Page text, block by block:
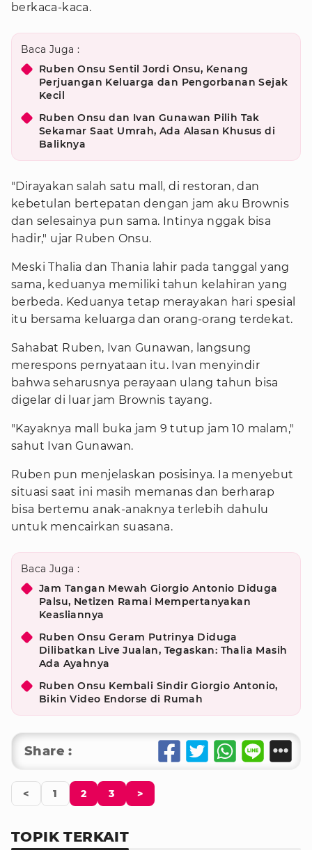
berkaca-kaca.
Baca Juga :
Ruben Onsu Sentil Jordi Onsu, Kenang
Perjuangan Keluarga dan Pengorbanan Sejak
Kecil
Ruben Onsu dan Ivan Gunawan Pilih Tak
Sekamar Saat Umrah, Ada Alasan Khusus di
Baliknya
"Dirayakan salah satu mall, di restoran, dan
kebetulan bertepatan dengan jam aku Brownis
dan selesainya pun sama. Intinya nggak bisa
hadir," ujar Ruben Onsu.
Meski Thalia dan Thania lahir pada tanggal yang
sama, keduanya memiliki tahun kelahiran yang
berbeda. Keduanya tetap merayakan hari spesial
itu bersama keluarga dan orang-orang terdekat.
Sahabat Ruben, Ivan Gunawan, langsung
merespons pernyataan itu. Ivan menyindir
bahwa seharusnya perayaan ulang tahun bisa
digelar di luar jam Brownis tayang.
"Kayaknya mall buka jam 9 tutup jam 10 malam,"
sahut Ivan Gunawan.
Ruben pun menjelaskan posisinya. Ia menyebut
situasi saat ini masih memanas dan berharap
bisa bertemu anak-anaknya terlebih dahulu
untuk mencairkan suasana.
Baca Juga :
Jam Tangan Mewah Giorgio Antonio Diduga
Palsu, Netizen Ramai Mempertanyakan
Keasliannya
Ruben Onsu Geram Putrinya Diduga
Dilibatkan Live Jualan, Tegaskan: Thalia Masih
Ada Ayahnya
Ruben Onsu Kembali Sindir Giorgio Antonio,
Bikin Video Endorse di Rumah
Share :
< 1 2 3 >
TOPIK TERKAIT